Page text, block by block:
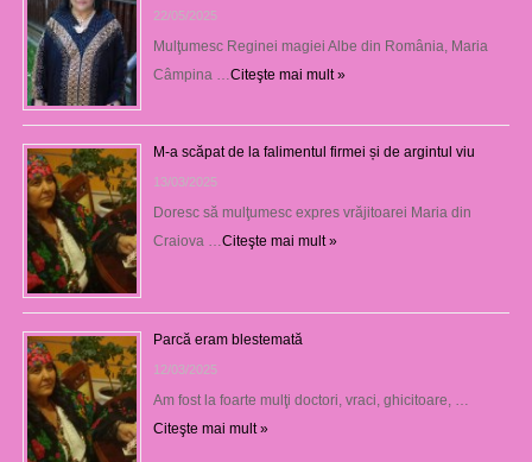
22/05/2025
Mulţumesc Reginei magiei Albe din România, Maria
Câmpina … Citeşte mai mult »
M-a scăpat de la falimentul firmei și de argintul viu
13/03/2025
Doresc să mulţumesc expres vrăjitoarei Maria din
Craiova … Citeşte mai mult »
Parcă eram blestemată
12/03/2025
Am fost la foarte mulţi doctori, vraci, ghicitoare, …
Citeşte mai mult »